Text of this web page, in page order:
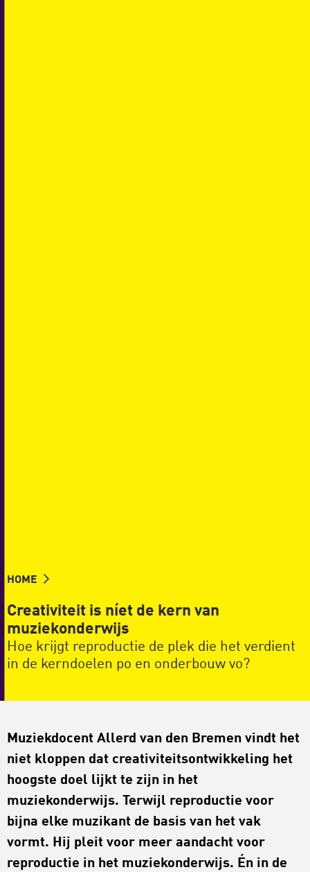
HOME
Creativiteit is níet de kern van
muziekonderwijs
Hoe krijgt reproductie de plek die het verdient
in de kerndoelen po en onderbouw vo?
Muziekdocent Allerd van den Bremen vindt het
niet kloppen dat creativiteitsontwikkeling het
hoogste doel lijkt te zijn in het
muziekonderwijs. Terwijl reproductie voor
bijna elke muzikant de basis van het vak
vormt. Hij pleit voor meer aandacht voor
reproductie in het muziekonderwijs. Én in de